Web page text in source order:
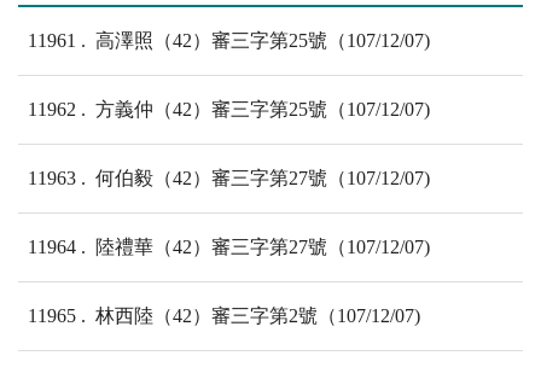
11961 高澤照（42）審三字第25號（107/12/07)
11962 方義仲（42）審三字第25號（107/12/07)
11963 何伯毅（42）審三字第27號（107/12/07)
11964 陸禮華（42）審三字第27號（107/12/07)
11965 林西陸（42）審三字第2號（107/12/07)